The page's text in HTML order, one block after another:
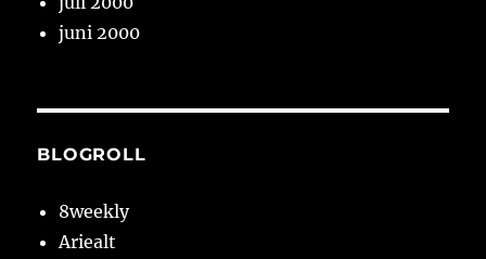
juni 2000
BLOGROLL
8weekly
Ariealt